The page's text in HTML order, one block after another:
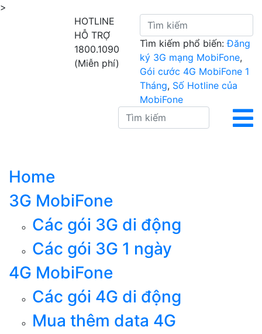
>
HOTLINE
HỖ TRỢ
1800.1090
(Miễn phí)
Tìm kiếm phổ biến: Đăng
ký 3G mạng MobiFone,
Gói cước 4G MobiFone 1
Tháng, Số Hotline của
MobiFone
Home
3G MobiFone
Các gói 3G di động
Các gói 3G 1 ngày
4G MobiFone
Các gói 4G di động
Mua thêm data 4G